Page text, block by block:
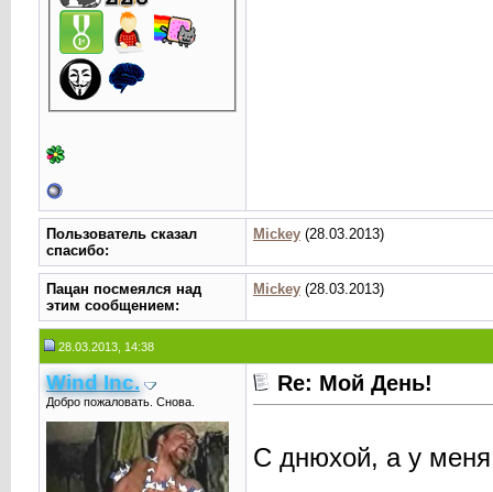
Пользователь сказал
cпасибо:
Mickey(28.03.2013)
Пацан посмеялся над
этим сообщением:
Mickey(28.03.2013)
28.03.2013, 14:38
Wind Inc.
Добро пожаловать. Снова.
Re: Мой День!
С днюхой, а у